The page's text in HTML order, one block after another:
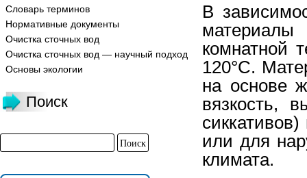
Словарь терминов
Нормативные документы
Очистка сточных вод
Очистка сточных вод — научный подход
Основы экологии
Поиск
В
комнатной
120°С.
на основе
вязкость,
или для
климата.